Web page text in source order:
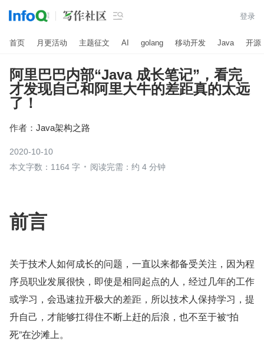
 登录
首页 月更活动 主题征文 AI golang 移动开发 Java 开源
阿里巴巴内部“Java 成长笔记”，看完
才发现自己和阿里大牛的差距真的太远
了！
作者： Java架构之路
2020-10-10
本文字数：1164 字
阅读完需：约 4 分钟
前言
关于技术人如何成长的问题，一直以来都备受关注，因为程
序员职业发展很快，即使是相同起点的人，经过几年的工作
或学习，会迅速拉开极大的差距，所以技术人保持学习，提
升自己，才能够扛得住不断上赶的后浪，也不至于被“拍
死”在沙滩上。